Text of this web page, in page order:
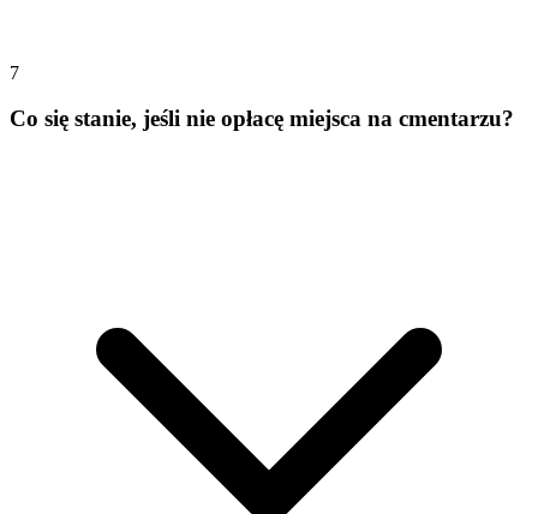
7
Co się stanie, jeśli nie opłacę miejsca na cmentarzu?